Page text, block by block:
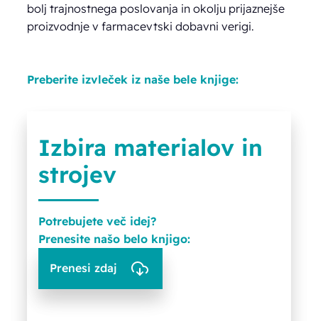
bolj trajnostnega poslovanja in okolju prijaznejše
proizvodnje v farmacevtski dobavni verigi.
Preberite izvleček iz naše bele knjige:
Izbira materialov in
strojev
Potrebujete več idej?
Prenesite našo belo knjigo:
Prenesi zdaj